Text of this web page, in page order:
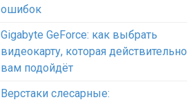
ошибок
Gigabyte GeForce: как выбрать
видеокарту, которая действительно
вам подойдёт
Верстаки слесарные: